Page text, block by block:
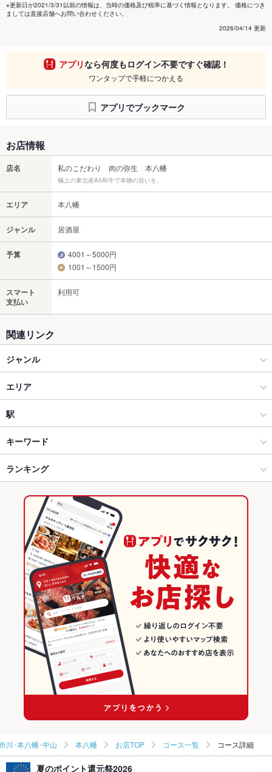
※更新日が2021/3/31以前の情報は、当時の価格及び税率に基づく情報となります。 価格につき
ましては直接店舗へお問い合わせください。
2026/04/14 更新
アプリなら何度もログイン不要ですぐ確認！
ワンタップで手軽につかえる
アプリでブックマーク
お店情報
店名 私のこだわり 肉の弥生 本八幡
極上の東北産A5和牛で本物の旨いを。
エリア 本八幡
ジャンル 居酒屋
予算
4001～5000円
1001～1500円
スマート
支払い
利用可
関連リンク
ジャンル
居酒屋
創作
船橋･津田沼･市川･本八幡･中山 × 居酒屋
船橋･津田沼･市川･本八幡･中山 × 創作
本八幡駅 × 居酒屋
本八幡駅 × 創作
ダイニングバー・バル
和風・創作
船橋･津田沼･市川･本八幡･中山 × ダイニングバー・バル
船橋･津田沼･市川･本八幡･中山 × 和風・創作
本八幡駅 × ダイニングバー・バル
本八幡駅 × 和風・創作
エリア
本八幡
本八幡 × 居酒屋
本八幡 × 創作
本八幡 × ダイニングバー・バル
本八幡 × 和風・創作
千葉 × 居酒屋
千葉 × 創作
千葉 × ダイニングバー・バル
千葉 × 和風・創作
駅
市川駅
京成八幡駅
本八幡駅
キーワード
お茶漬け
ジェラート 肉寿司
ランキング
千葉のグルメランキング
千葉の居酒屋ランキング
船橋･津田沼･市川･本八幡･中山のグルメランキング
船橋･津田沼･市川･本八幡･中山の居酒屋ランキング
本八幡のグルメランキング
本八幡の居酒屋ランキング
川･本八幡･中山 本八幡 お店TOP コース一覧 コース詳細
夏のポイント還元祭2026